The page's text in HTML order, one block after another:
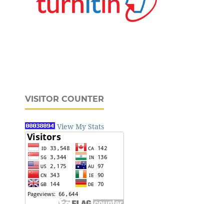
VISITOR COUNTER
View My Stats